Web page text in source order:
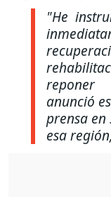
"He
reponer
anunció
prensa en
esa región,